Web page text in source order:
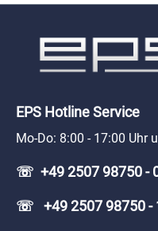
EPS Hotline Service
Mo-Do: 8:00 - 17:00 Uhr
☏ +49 2507 98750
☏ +49 2507 98750 -